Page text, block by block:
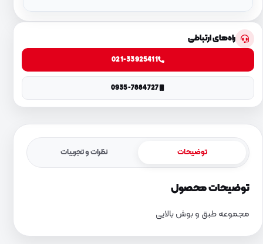
راه‌های ارتباطی
021-33925411
0935-7884727
توضیحات نظرات و تجربیات
توضیحات محصول
مجموعه طبق و بوش بالایی